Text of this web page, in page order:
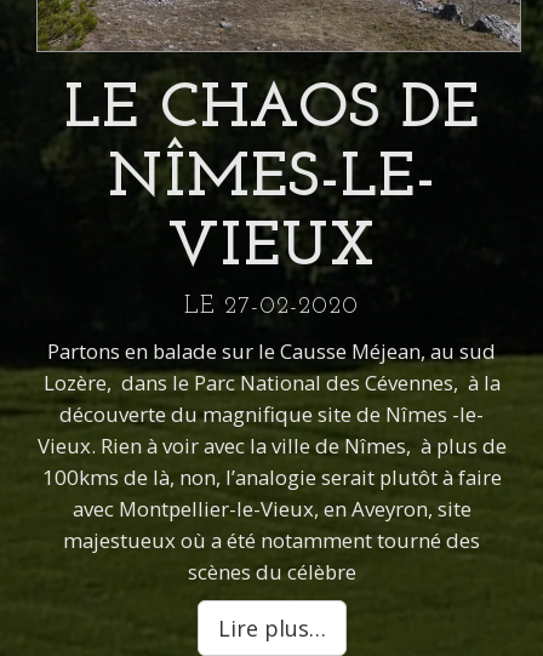
LE CHAOS DE
NÎMES-LE-
VIEUX
LE 27-02-2020
Partons en balade sur le Causse Méjean, au sud
Lozère, dans le Parc National des Cévennes, à la
découverte du magnifique site de Nîmes -le-
Vieux. Rien à voir avec la ville de Nîmes, à plus de
100kms de là, non, l’analogie serait plutôt à faire
avec Montpellier-le-Vieux, en Aveyron, site
majestueux où a été notamment tourné des
scènes du célèbre
Lire plus…